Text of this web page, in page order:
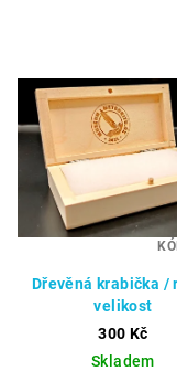
Dřevěná krabička /
velikost
300 Kč
Skladem